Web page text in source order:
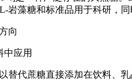
岩藻糖和标准品用于科研，
向
中应用
代蔗糖直接添加在饮料、乳